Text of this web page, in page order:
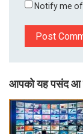
Notify me of
आपको यह पसंद आ